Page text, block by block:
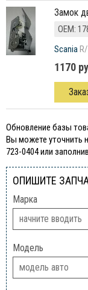
замок
ОЕМ:
Scania
1170
Обновление базы
Вы можете уточнить
723-0404 или
ОПИШИТЕ
Марка
Модель